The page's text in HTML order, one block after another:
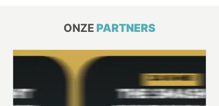
ONZE PARTNERS